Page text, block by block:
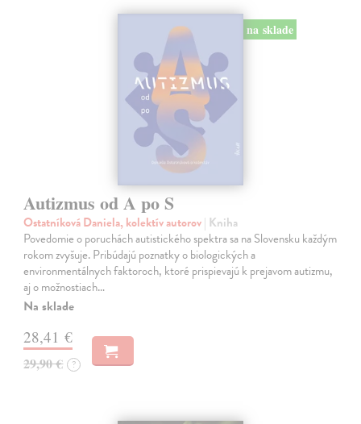
na sklade
Autizmus od A po S
Ostatníková Daniela, kolektív autorov| Kniha
Povedomie o poruchách autistického spektra sa na Slovensku každým
rokom zvyšuje. Pribúdajú poznatky o biologických a
environmentálnych faktoroch, ktoré prispievajú k prejavom autizmu,
aj o možnostiach…
Na sklade
28,41 €
29,90 € ?